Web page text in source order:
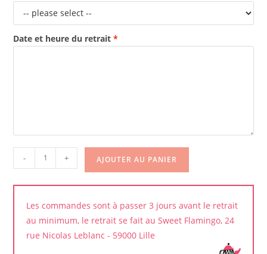
Date et heure du retrait
quantité
de
Brownie
- + AJOUTER AU PANIER
Les commandes sont à passer 3 jours avant le retrait
au minimum, le retrait se fait au Sweet Flamingo, 24
rue Nicolas Leblanc - 59000 Lille